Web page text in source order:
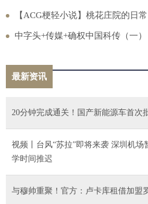
薪酬管理
【ACG梗轻小说】桃花庄院的日
中字头+传媒+确权中国科传（一）
最新资讯
20分钟完成通关！国产新能源车首次
视频丨台风“苏拉”即将来袭 深圳机
学时间推迟
与穆帅重聚！官方：卢卡库租借加盟